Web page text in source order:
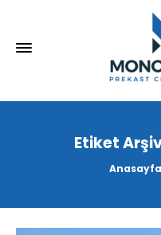
Etiket
Anasayfa